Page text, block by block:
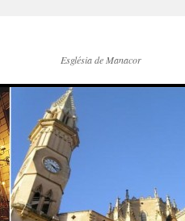
Església de Manacor